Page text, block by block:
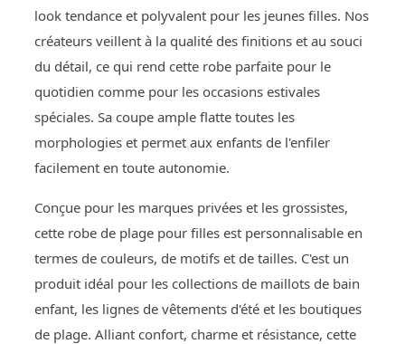
look tendance et polyvalent pour les jeunes filles. Nos
créateurs veillent à la qualité des finitions et au souci
du détail, ce qui rend cette robe parfaite pour le
quotidien comme pour les occasions estivales
spéciales. Sa coupe ample flatte toutes les
morphologies et permet aux enfants de l'enfiler
facilement en toute autonomie.
Conçue pour les marques privées et les grossistes,
cette robe de plage pour filles est personnalisable en
termes de couleurs, de motifs et de tailles. C'est un
produit idéal pour les collections de maillots de bain
enfant, les lignes de vêtements d'été et les boutiques
de plage. Alliant confort, charme et résistance, cette